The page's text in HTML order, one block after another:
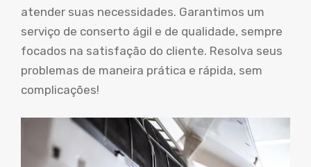
atender suas necessidades. Garantimos um
serviço de conserto ágil e de qualidade, sempre
focados na satisfação do cliente. Resolva seus
problemas de maneira prática e rápida, sem
complicações!